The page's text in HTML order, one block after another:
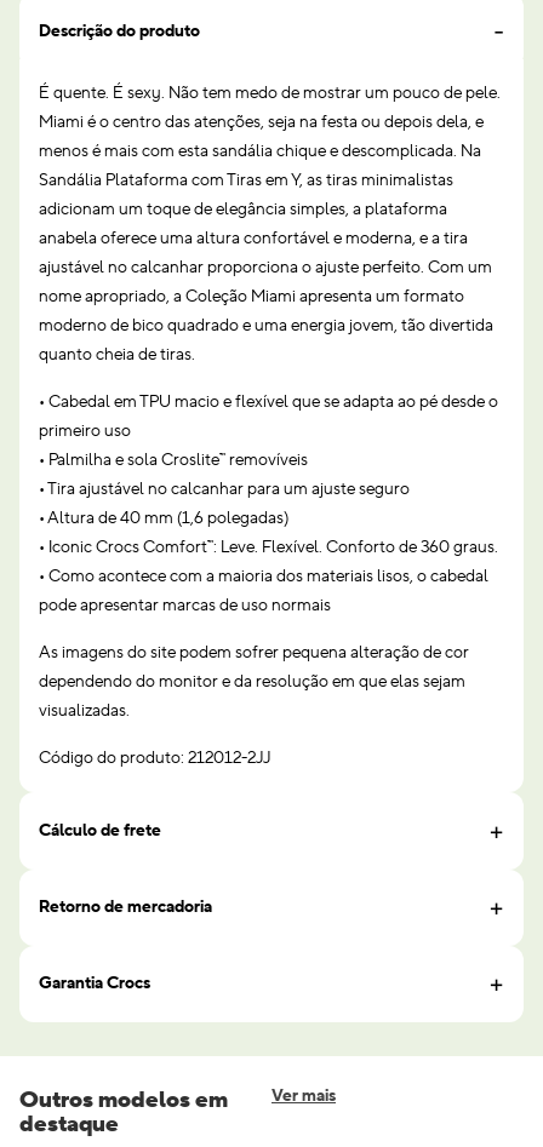
Descrição do produto
É quente. É sexy. Não tem medo de mostrar um pouco de pele.
Miami é o centro das atenções, seja na festa ou depois dela, e
menos é mais com esta sandália chique e descomplicada. Na
Sandália Plataforma com Tiras em Y, as tiras minimalistas
adicionam um toque de elegância simples, a plataforma
anabela oferece uma altura confortável e moderna, e a tira
ajustável no calcanhar proporciona o ajuste perfeito. Com um
nome apropriado, a Coleção Miami apresenta um formato
moderno de bico quadrado e uma energia jovem, tão divertida
quanto cheia de tiras.
• Cabedal em TPU macio e flexível que se adapta ao pé desde o
primeiro uso
• Palmilha e sola Croslite™ removíveis
• Tira ajustável no calcanhar para um ajuste seguro
• Altura de 40 mm (1,6 polegadas)
• Iconic Crocs Comfort™: Leve. Flexível. Conforto de 360 graus.
• Como acontece com a maioria dos materiais lisos, o cabedal
pode apresentar marcas de uso normais
As imagens do site podem sofrer pequena alteração de cor
dependendo do monitor e da resolução em que elas sejam
visualizadas.
Código do produto: 212012-2JJ
Cálculo de frete
Retorno de mercadoria
Garantia Crocs
Outros modelos em
destaque
Ver mais